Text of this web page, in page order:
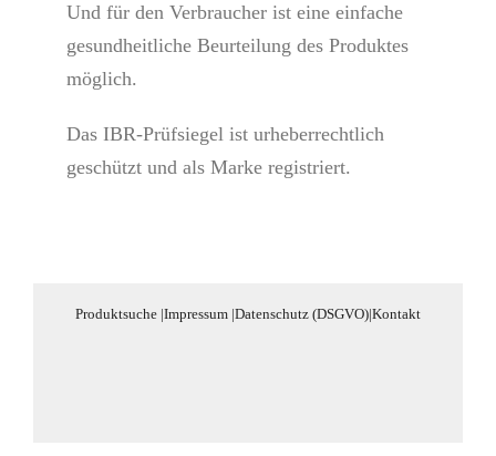
Und für den Verbraucher ist eine einfache
gesundheitliche Beurteilung des Produktes
möglich.
Das IBR-Prüfsiegel ist urheberrechtlich
geschützt und als Marke registriert.
Produktsuche |Impressum |Datenschutz (DSGVO)|Kontakt